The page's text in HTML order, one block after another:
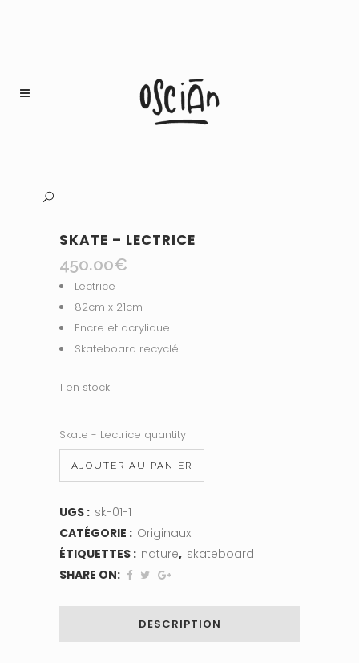
SKATE – LECTRICE
450.00€
Lectrice
82cm x 21cm
Encre et acrylique
Skateboard recyclé
1 en stock
Skate - Lectrice quantity
AJOUTER AU PANIER
UGS : sk-01-1
CATÉGORIE : Originaux
ÉTIQUETTES : nature, skateboard
SHARE ON:
DESCRIPTION